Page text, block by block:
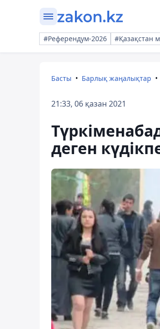
#Референдум-2026 #Қазақстан
Басты Барлық жаңалықтар
21:33, 06 қазан 2021
деген